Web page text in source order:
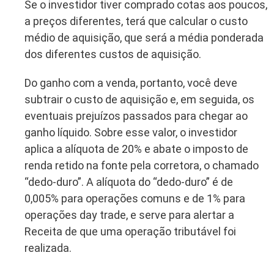
Se o investidor tiver comprado cotas aos poucos,
a preços diferentes, terá que calcular o custo
médio de aquisição, que será a média ponderada
dos diferentes custos de aquisição.
Do ganho com a venda, portanto, você deve
subtrair o custo de aquisição e, em seguida, os
eventuais prejuízos passados para chegar ao
ganho líquido. Sobre esse valor, o investidor
aplica a alíquota de 20% e abate o imposto de
renda retido na fonte pela corretora, o chamado
“dedo-duro”. A alíquota do “dedo-duro” é de
0,005% para operações comuns e de 1% para
operações day trade, e serve para alertar a
Receita de que uma operação tributável foi
realizada.